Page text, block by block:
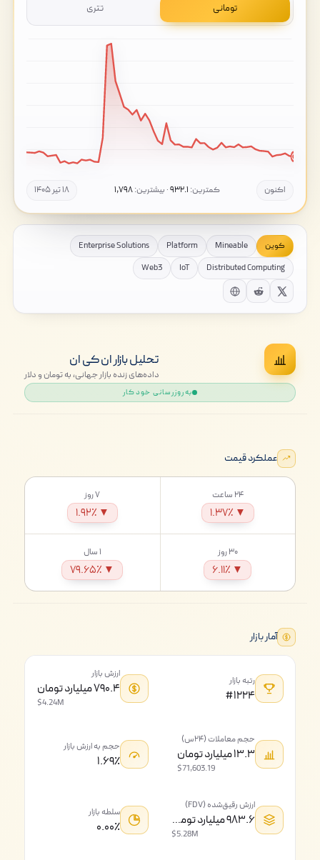
تومانی تتری
۱۸ تیر ۱۴۰۵ کمترین: ۹۳۲.۱· بیشترین:۱,۷۹۸ اکنون
کوین Mineable
Platform
Enterprise Solutions
Distributed Computing
IoT
Web3
تحلیل بازار ان کی ان
داده‌های زنده بازار جهانی، به تومان و دلار
به‌روزرسانی خودکار
عملکرد قیمت
۲۴ ساعت
▼ ۱.۳۷٪
۷ روز
▼ ۱.۹۲٪
۳۰ روز
▼ ۶.۱۱٪
۱ سال
▼ ۷۹.۶۵٪
آمار بازار
رتبه بازار
#۱۲۲۴
ارزش بازار
۷۹۰.۴ میلیارد تومان
$4.24M
حجم معاملات (۲۴س)
۱۳.۳ میلیارد تومان
$71,603.19
حجم به ارزش بازار
۱.۶۹٪
ارزش رقیق‌شده (FDV)
۹۸۳.۶ میلیارد تومان
$5.28M
سلطه بازار
۰.۰۰٪